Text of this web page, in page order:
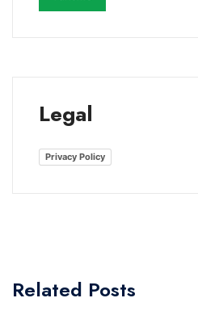
Legal
Privacy Policy
Related Posts